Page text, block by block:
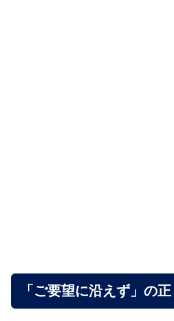
「ご要望に沿えず」の